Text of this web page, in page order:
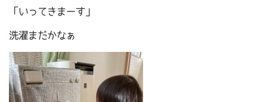
「いってきまーす」
洗濯まだかなぁ